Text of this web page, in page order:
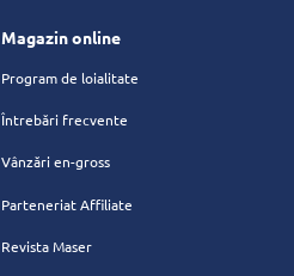
Magazin online
Program de loialitate
Întrebări frecvente
Vânzări en-gross
Parteneriat Affiliate
Revista Maser